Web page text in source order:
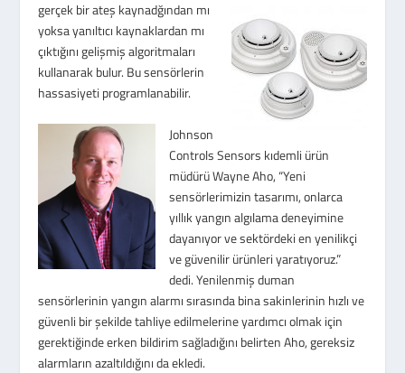
gerçek bir ateş kaynadğından mı
yoksa yanıltıcı kaynaklardan mı
çıktığını gelişmiş algoritmaları
kullanarak bulur. Bu sensörlerin
hassasiyeti programlanabilir.
Johnson
Controls Sensors kıdemli ürün
müdürü Wayne Aho, “Yeni
sensörlerimizin tasarımı, onlarca
yıllık yangın algılama deneyimine
dayanıyor ve sektördeki en yenilikçi
ve güvenilir ürünleri yaratıyoruz.”
dedi. Yenilenmiş duman
sensörlerinin yangın alarmı sırasında bina sakinlerinin hızlı ve
güvenli bir şekilde tahliye edilmelerine yardımcı olmak için
gerektiğinde erken bildirim sağladığını belirten Aho, gereksiz
alarmların azaltıldığını da ekledi.